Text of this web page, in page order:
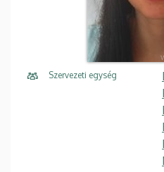
Szervezeti egység